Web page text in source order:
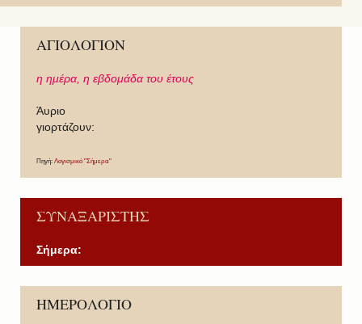
ΑΓΙΟΛΟΓΙΟΝ
η ημέρα, η εβδομάδα του έτους
Άυριο
γιορτάζουν:
Πηγή: Λογισμικό "Σήμερα"
ΣΥΝΑΞΑΡΙΣΤΗΣ
Σήμερα:
ΗΜΕΡΟΛΟΓΙΟ
P
r
P
r
N
e
N
e